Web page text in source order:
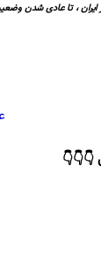
، تا عادی شدن
👇👇👇